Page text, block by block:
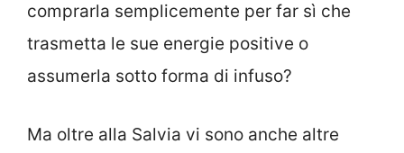
comprarla semplicemente per far sì che
trasmetta le sue energie positive o
assumerla sotto forma di infuso?
Ma oltre alla Salvia vi sono anche altre